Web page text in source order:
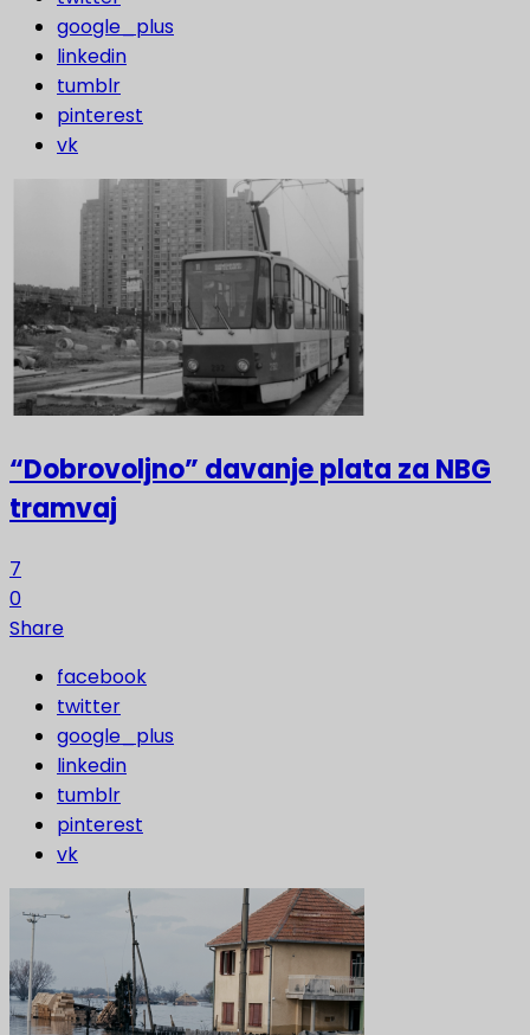
google_plus
linkedin
tumblr
pinterest
vk
“Dobrovoljno” davanje plata za NBG
tramvaj
7
0
Share
facebook
twitter
google_plus
linkedin
tumblr
pinterest
vk